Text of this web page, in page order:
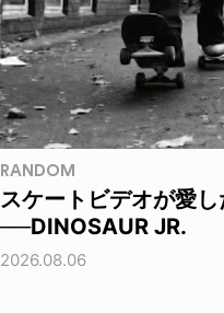
RANDOM
スケートビデオが愛
──DINOSAUR JR.
2026.08.06